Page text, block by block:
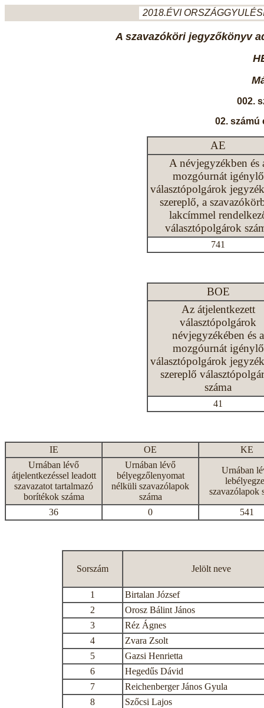
2018.ÉVI
A szavazóköri jegyzőkönyv
002.
02. számú
AE
A névjegyzékben és
mozgóurnát igénylő
választópolgárok
szereplő, a
lakcímmel
választópolgárok
741
BOE
Az átjelentkezett
választópolgárok
névjegyzékében és a
mozgóurnát igénylő
választópolgárok
szereplő
száma
41
IE OE
KE
Urnában lévő
átjelentkezéssel leadott
szavazatot tartalmazó
borítékok száma
Urnában lévő
bélyegzőlenyomat
nélküli szavazólapok
száma
Urnában
szavazólapok
36 0 541
Sorszám Jelölt neve
1
Birtalan József
2
Orosz Bálint János
3
Réz Ágnes
4
Zvara Zsolt
5
Gazsi Henrietta
6
Hegedűs Dávid
7
Reichenberger János Gyula
8
Szőcsi Lajos